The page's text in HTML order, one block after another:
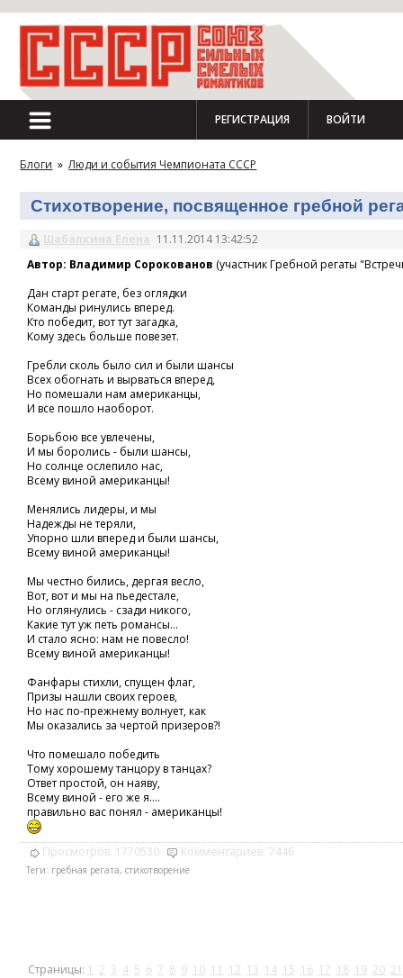
РЕГИСТРАЦИЯ ВОЙТИ
Блоги » Люди и события Чемпионата СССР
Стихотворение, посвященное гребной
Шабалкина Елена 11.11.2014 13:42:52
Автор: Владимир Сорокованов (участник Гребной регаты
Дан старт регате, без оглядки
Команды ринулись вперед.
Кто победит, вот тут загадка,
Кому здесь больше повезет.
Гребли сколь было сил и были шансы
Всех обогнать и вырваться вперед,
Но помешали нам американцы,
И все пошло наоборот.
Борьбою все увлечены,
И мы боролись - были шансы,
Но солнце ослепило нас,
Всему виной американцы!
Менялись лидеры, и мы
Надежды не теряли,
Упорно шли вперед и были шансы,
Всему виной американцы!
Мы честно бились, дергая весло,
Вот, вот и мы на пьедестале,
Но оглянулись - сзади никого,
Какие тут уж петь романсы...
И стало ясно: нам не повесло!
Всему виной американцы!
Фанфары стихли, спущен флаг,
Призы нашли своих героев,
Но нас по-прежнему волнует, как
Мы оказались за чертой призеров?!
Что помешало победить
Тому хорошему танцору в танцах?
Ответ простой, он наяву,
Всему виной - его же я....
правильно вас понял - американцы!
Просмотров: 1770530 Комментариев: 7446
Теги: гребная регата, стихотворение
Страницы: 1 2 3 4 5 6 7 8 9 10 11 12 13 14 15 16 17 18 19 20 21